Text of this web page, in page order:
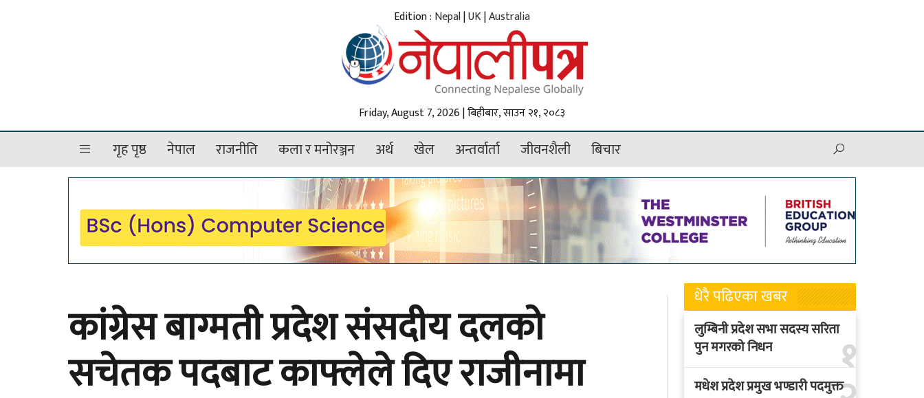
Edition : Nepal|UK|Australia
Friday, August 7, 2026 | बिहीबार, साउन २१, २०८३
गृह पृष्ठ नेपाल राजनीति कला र मनोरञ्जन अर्थ खेल अन्तर्वार्ता जीवनशैली बिचार
कांग्रेस बाग्मती प्रदेश संसदीय दलको
सचेतक पदबाट काफ्लेले दिए राजीनामा
धेरै पढिएका खबर
१
लुम्बिनी प्रदेश सभा सदस्य सरिता
पुन मगरको निधन
मधेश प्रदेश प्रमुख भण्डारी पदमुक्त